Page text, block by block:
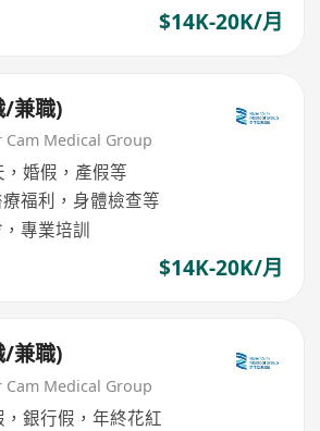
$14K-20K/月
/兼職)
Cam Medical Group
婚假，產假等
福利，身體檢查等
專業培訓
$14K-20K/月
/兼職)
Cam Medical Group
銀行假，年終花紅